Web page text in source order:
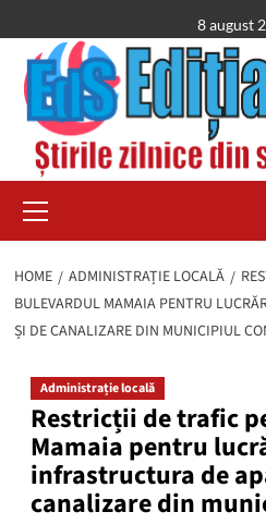
to
content
8 august
Menu
HOME ADMINISTRAȚIE LOCALĂ
BULEVARDUL MAMAIA PENTRU
ȘI DE CANALIZARE DIN MUNICIPIUL
Administrație locală
Restricții de trafic
Mamaia pentru
infrastructura de
canalizare din